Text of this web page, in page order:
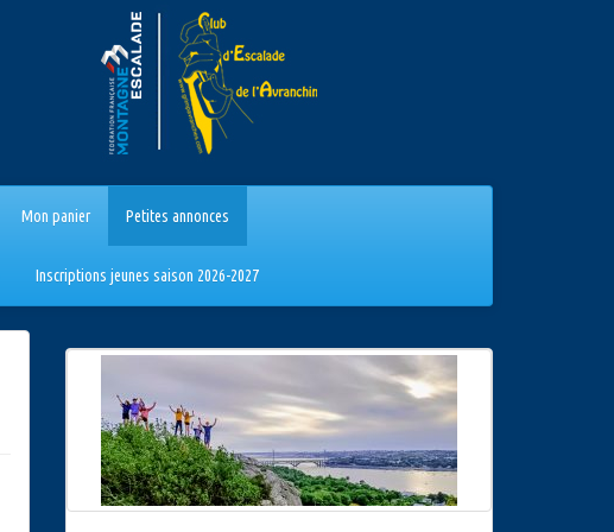
Mon panier Petites annonces
Inscriptions jeunes saison 2026-2027